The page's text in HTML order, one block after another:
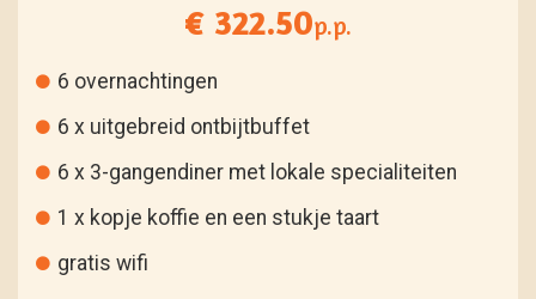
€ 322.50p.p.
6 overnachtingen
6 x uitgebreid ontbijtbuffet
6 x 3-gangendiner met lokale specialiteiten
1 x kopje koffie en een stukje taart
gratis wifi